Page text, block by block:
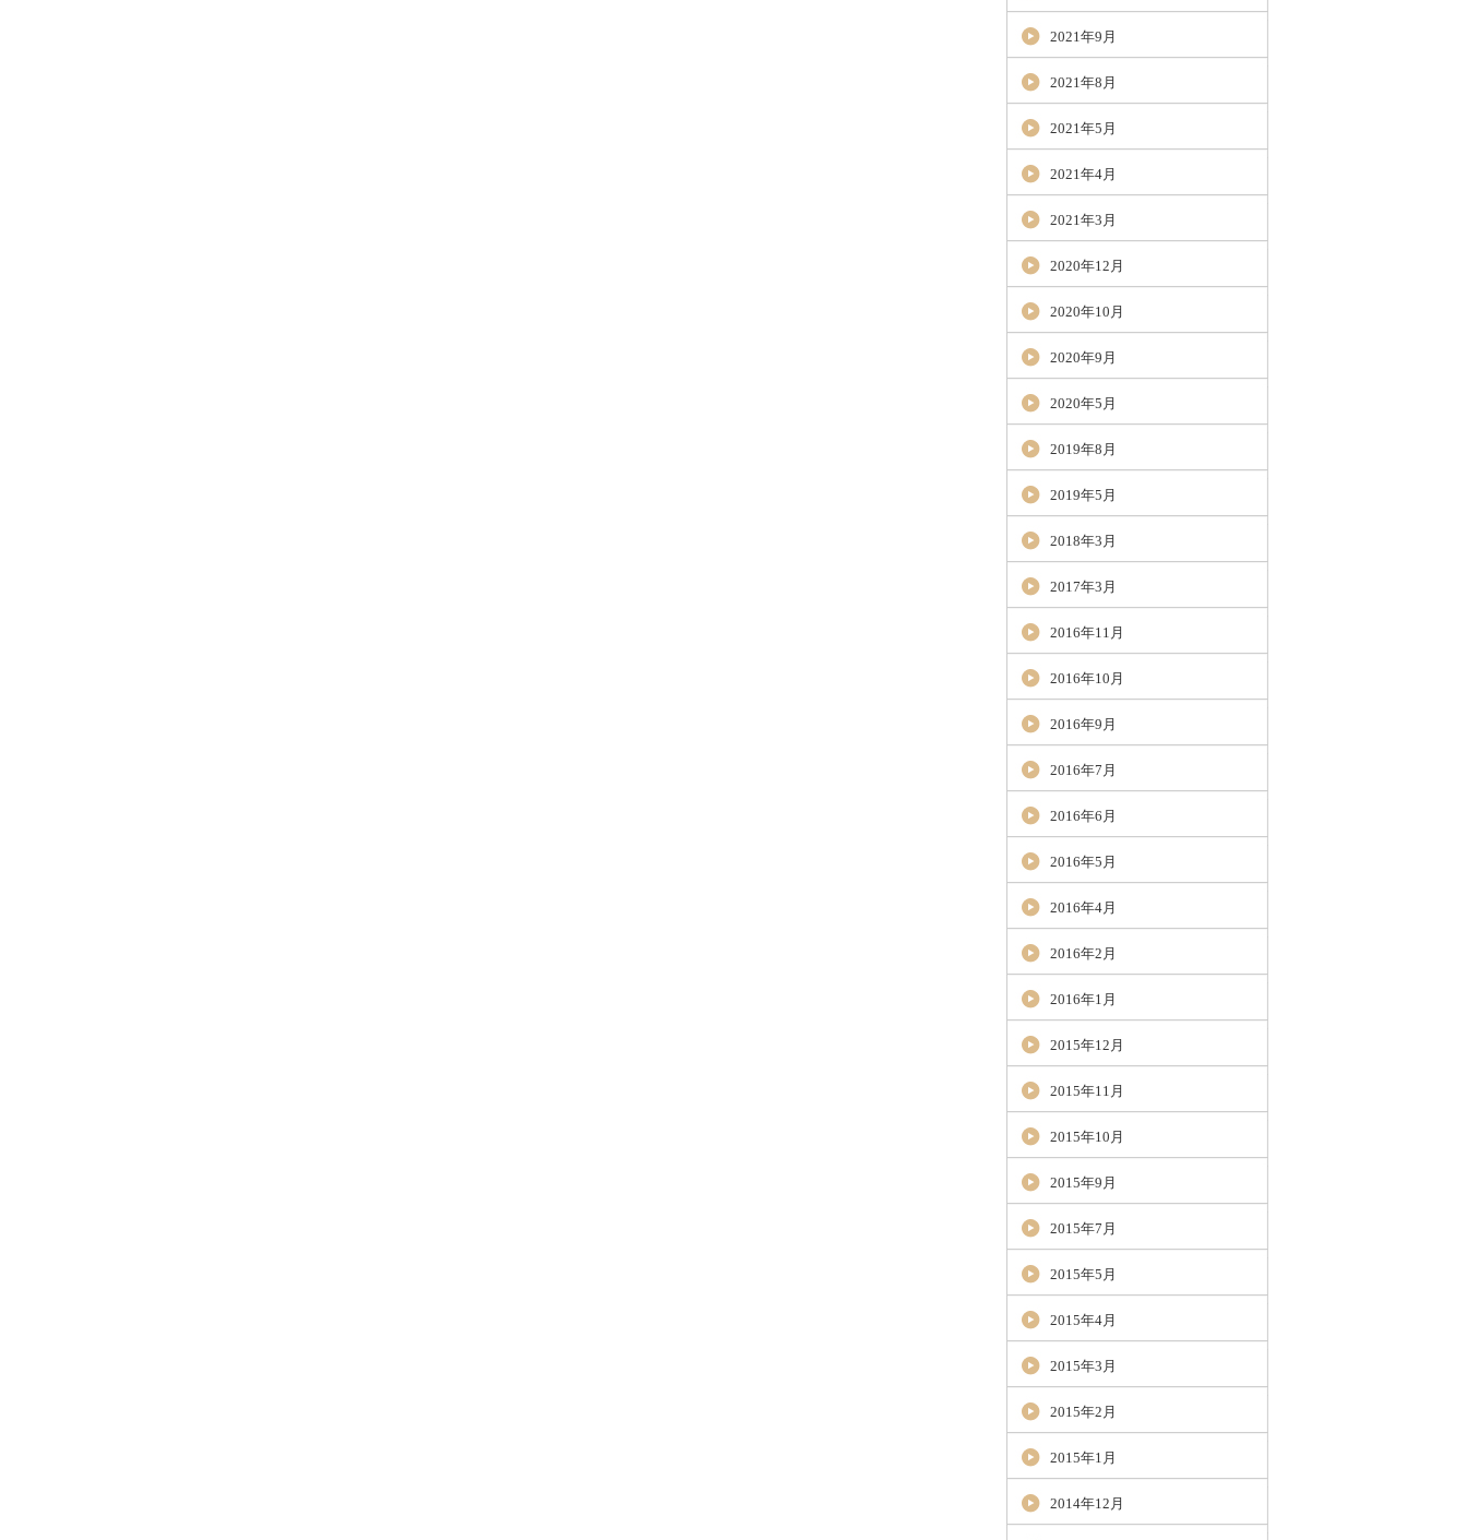
2021年9月
2021年8月
2021年5月
2021年4月
2021年3月
2020年12月
2020年10月
2020年9月
2020年5月
2019年8月
2019年5月
2018年3月
2017年3月
2016年11月
2016年10月
2016年9月
2016年7月
2016年6月
2016年5月
2016年4月
2016年2月
2016年1月
2015年12月
2015年11月
2015年10月
2015年9月
2015年7月
2015年5月
2015年4月
2015年3月
2015年2月
2015年1月
2014年12月